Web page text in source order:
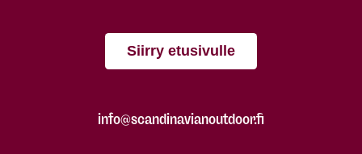
Siirry etusivulle
info@scandinavianoutdoor.fi